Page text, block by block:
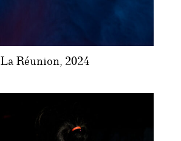
La Réunion, 2024